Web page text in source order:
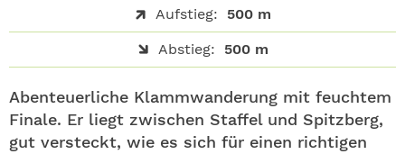
Aufstieg: 500 m
Abstieg: 500 m
Abenteuerliche Klammwanderung mit feuchtem
Finale. Er liegt zwischen Staffel und Spitzberg,
gut versteckt, wie es sich für einen richtigen